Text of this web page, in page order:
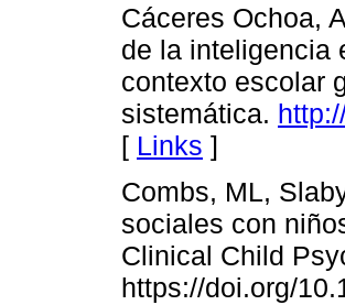
Cáceres Ochoa,
de la inteligencia
contexto escolar
sistemática.
[ Links ]
Combs, ML,
sociales con
Clinical Child
https://doi.org/